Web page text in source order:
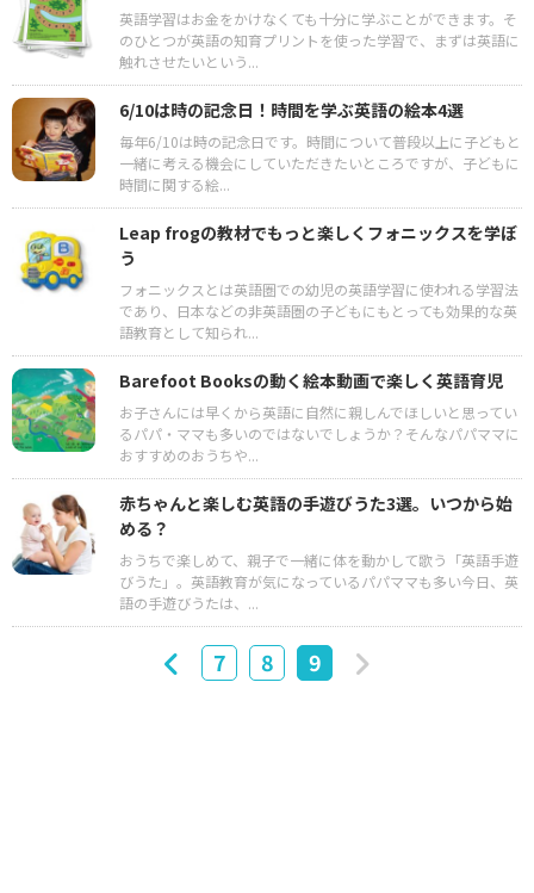
英語学習はお金をかけなくても十分に学ぶことができます。そ
のひとつが英語の知育プリントを使った学習で、まずは英語に
触れさせたいという...
6/10は時の記念日！時間を学ぶ英語の絵本4選
毎年6/10は時の記念日です。時間について普段以上に子どもと
一緒に考える機会にしていただきたいところですが、子どもに
時間に関する絵...
Leap frogの教材でもっと楽しくフォニックスを学ぼ
う
フォニックスとは英語圏での幼児の英語学習に使われる学習法
であり、日本などの非英語圏の子どもにもとっても効果的な英
語教育として知られ...
Barefoot Booksの動く絵本動画で楽しく英語育児
お子さんには早くから英語に自然に親しんでほしいと思ってい
るパパ・ママも多いのではないでしょうか？そんなパパママに
おすすめのおうちや...
赤ちゃんと楽しむ英語の手遊びうた3選。いつから始
める？
おうちで楽しめて、親子で一緒に体を動かして歌う「英語手遊
びうた」。英語教育が気になっているパパママも多い今日、英
語の手遊びうたは、...
7 8 9